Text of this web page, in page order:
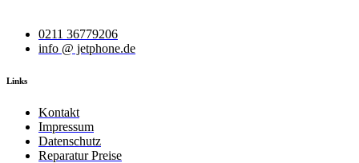
0211 36779206
info @ jetphone.de
Links
Kontakt
Impressum
Datenschutz
Reparatur Preise